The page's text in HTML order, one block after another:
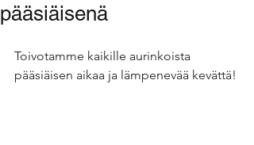
pääsiäisenä
Toivotamme kaikille aurinkoista
pääsiäisen aikaa ja lämpenevää kevättä!